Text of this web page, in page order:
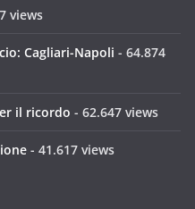
views
Cagliari-Napoli - 64.874
il ricordo - 62.647 views
- 41.617 views